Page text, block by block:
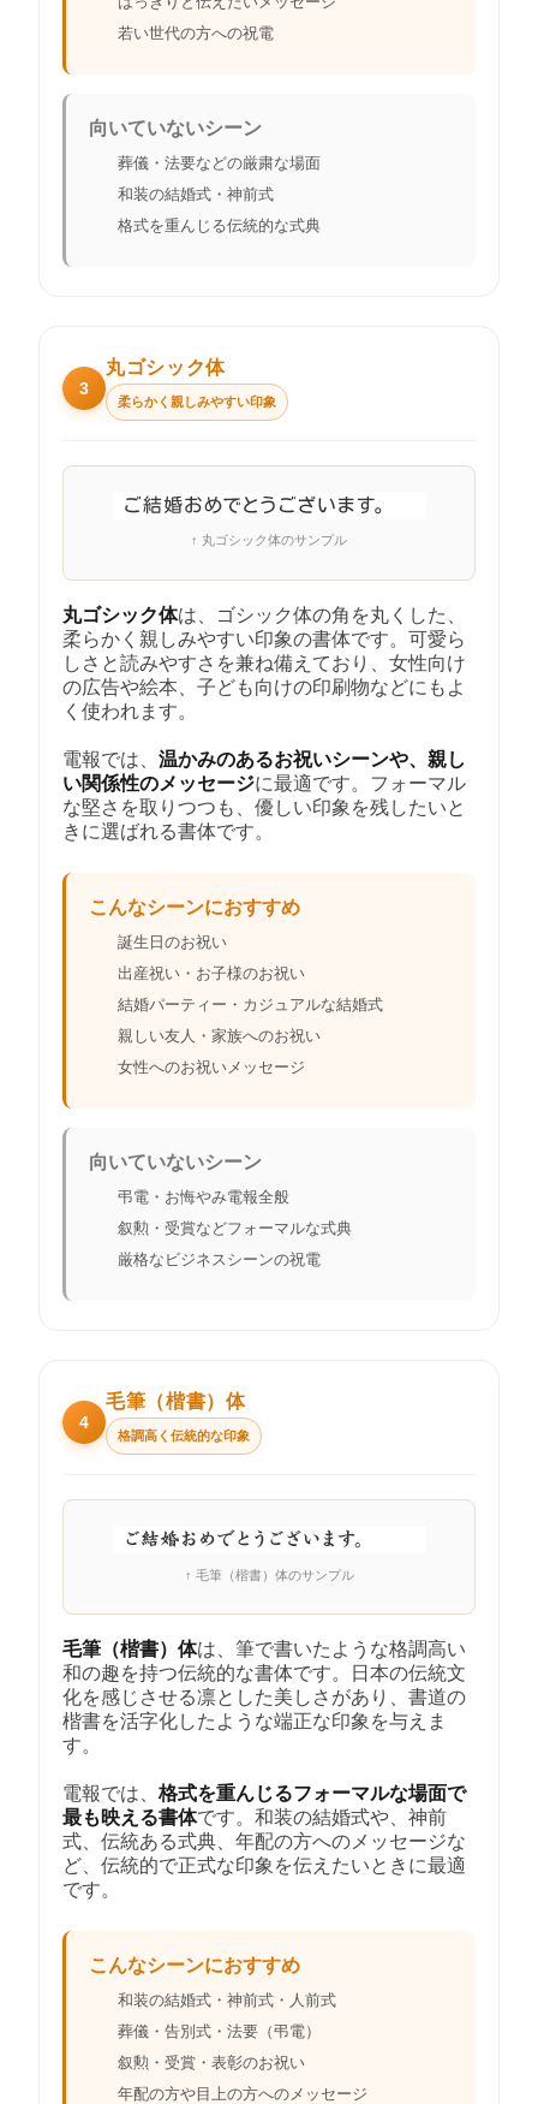
若い世代の方への祝電
向いていないシーン
葬儀・法要などの厳粛な場面
和装の結婚式・神前式
格式を重んじる伝統的な式典
3
丸ゴシック体
柔らかく親しみやすい印象
↑ 丸ゴシック体のサンプル
丸ゴシック体は、ゴシック体の角を丸くした、
柔らかく親しみやすい印象の書体です。可愛ら
しさと読みやすさを兼ね備えており、女性向け
の広告や絵本、子ども向けの印刷物などにもよ
く使われます。
電報では、温かみのあるお祝いシーンや、親し
い関係性のメッセージに最適です。フォーマル
な堅さを取りつつも、優しい印象を残したいと
きに選ばれる書体です。
こんなシーンにおすすめ
誕生日のお祝い
出産祝い・お子様のお祝い
結婚パーティー・カジュアルな結婚式
親しい友人・家族へのお祝い
女性へのお祝いメッセージ
向いていないシーン
弔電・お悔やみ電報全般
叙勲・受賞などフォーマルな式典
厳格なビジネスシーンの祝電
4
毛筆（楷書）体
格調高く伝統的な印象
↑ 毛筆（楷書）体のサンプル
毛筆（楷書）体は、筆で書いたような格調高い
和の趣を持つ伝統的な書体です。日本の伝統文
化を感じさせる凛とした美しさがあり、書道の
楷書を活字化したような端正な印象を与えま
す。
電報では、格式を重んじるフォーマルな場面で
最も映える書体です。和装の結婚式や、神前
式、伝統ある式典、年配の方へのメッセージな
ど、伝統的で正式な印象を伝えたいときに最適
です。
こんなシーンにおすすめ
和装の結婚式・神前式・人前式
葬儀・告別式・法要（弔電）
叙勲・受賞・表彰のお祝い
年配の方や目上の方へのメッセージ